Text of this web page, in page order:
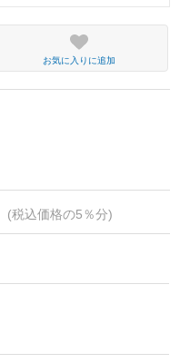
お気に入りに追加
(税込価格の5％分)